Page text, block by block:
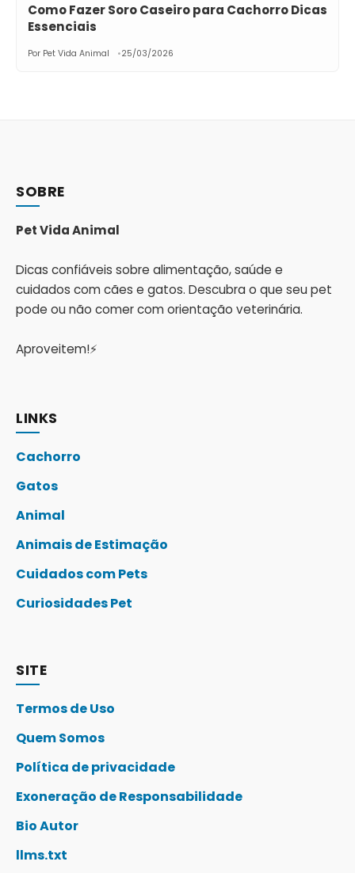
Como Fazer Soro Caseiro para Cachorro Dicas
Essenciais
Por Pet Vida Animal 25/03/2026
SOBRE
Pet Vida Animal
Dicas confiáveis sobre alimentação, saúde e
cuidados com cães e gatos. Descubra o que seu pet
pode ou não comer com orientação veterinária.
Aproveitem!⚡
LINKS
Cachorro
Gatos
Animal
Animais de Estimação
Cuidados com Pets
Curiosidades Pet
SITE
Termos de Uso
Quem Somos
Política de privacidade
Exoneração de Responsabilidade
Bio Autor
llms.txt